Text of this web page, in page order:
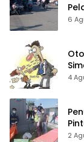
6
4
2